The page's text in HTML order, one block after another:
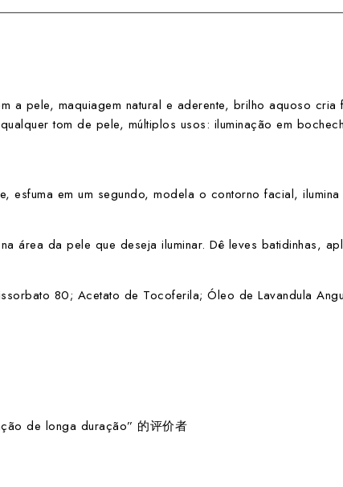
a pele, maquiagem natural e aderente, brilho aquoso
tom de pele, múltiplos usos: iluminação em
esfuma em um segundo, modela o contorno facial,
área da pele que deseja iluminar. Dê leves batidinhas,
80; Acetato de Tocoferila; Óleo de Lavandula
de longa duração” 的评价者